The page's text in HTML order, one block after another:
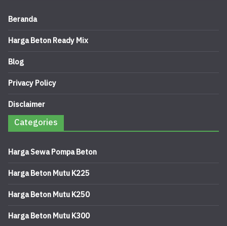
Beranda
Harga Beton Ready Mix
Blog
Privacy Policy
Disclaimer
Categories
Harga Sewa Pompa Beton
Harga Beton Mutu K225
Harga Beton Mutu K250
Harga Beton Mutu K300